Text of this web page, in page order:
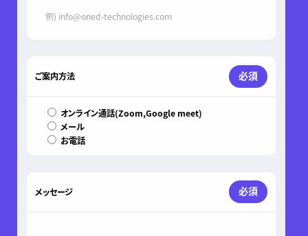
ご案内方法 必須
オンライン通話(Zoom,Google meet)
メール
お電話
メッセージ 必須